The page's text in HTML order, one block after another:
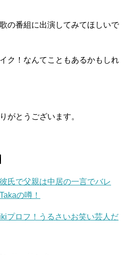
の番組に出演してみてほしいで
ク！なんてこともあるかもしれ
がとうございます。
氏で父親は中居の一言でバレ
の噂！
プロフ！うるさいお笑い芸人だ